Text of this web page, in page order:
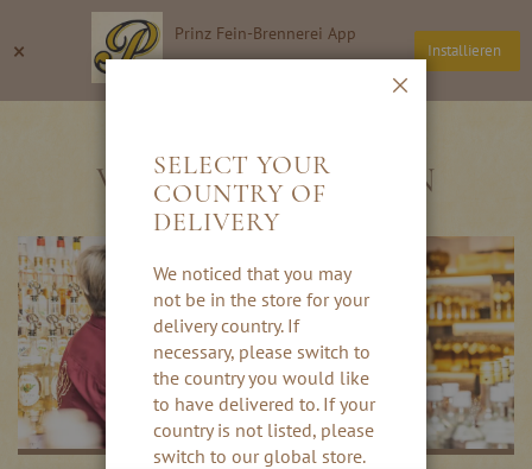
× Prinz Fein-Brennerei App
Installieren
Inhalt
Suche
AKTUELLE
VERANSTALTUNGEN
SELECT YOUR
COUNTRY OF
DELIVERY
We noticed that you may
not be in the store for your
delivery country. If
necessary, please switch to
the country you would like
to have delivered to. If your
country is not listed, please
switch to our global store.